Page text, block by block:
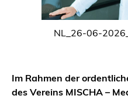
Im Rahmen der
des Vereins MISCHA –
NL_26-06-